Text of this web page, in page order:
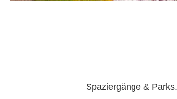
Spaziergänge & Parks.